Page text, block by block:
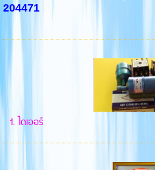
204471
1. ไดเออร์